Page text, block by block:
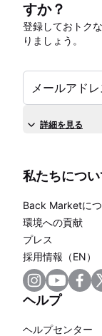
すか？
登録しておトク
りましょう。
メールアドレ
詳細を見る
私たちについ
Back Marketに
環境への貢献
プレス
採用情報（EN）
ヘルプ
ヘルプセンター